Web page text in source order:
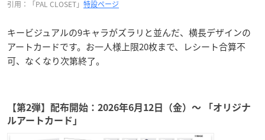
引用：「PAL CLOSET」 特設ページ
キービジュアルの9キャラがズラリと並んだ、横長デザインの
アートカードです。お一人様上限20枚まで、レシート合算不
可、なくなり次第終了。
【第2弾】配布開始：2026年6月12日（金）〜 「オリジナ
ルアートカード」